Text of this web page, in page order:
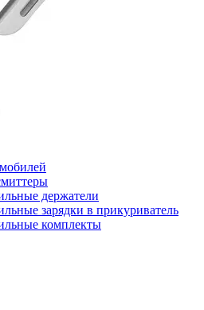
держатели
зарядки в прикуриватель
комплекты